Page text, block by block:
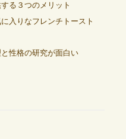
る３つのメリット
入りなフレンチトースト
性格の研究が面白い